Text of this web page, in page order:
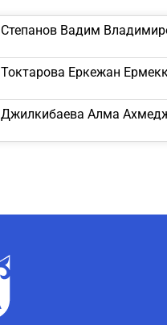
Степанов Вадим
Токтарова Еркежан
Джилкибаева Алма